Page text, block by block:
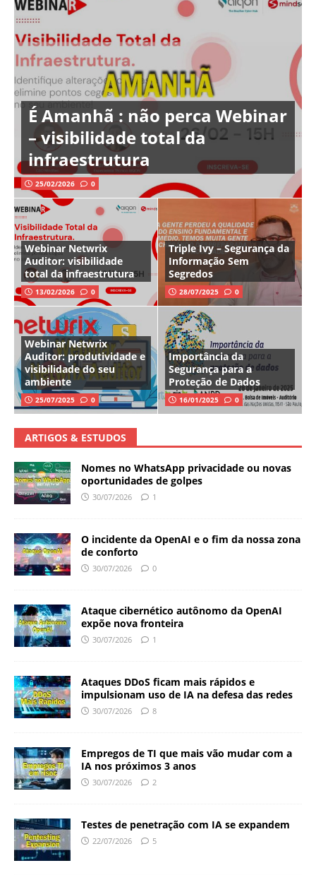
É Amanhã : não perca Webinar
– visibilidade total da
infraestrutura
25/02/2026 0
Webinar Netwrix
Auditor: visibilidade
total da infraestrutura
13/02/2026 0
Triple Ivy – Segurança da
Informação Sem
Segredos
28/07/2025 0
Webinar Netwrix
Auditor: produtividade e
visibilidade do seu
ambiente
25/07/2025 0
Importância da
Segurança para a
Proteção de Dados
16/01/2025 0
ARTIGOS & ESTUDOS
Nomes no WhatsApp privacidade ou novas
oportunidades de golpes
30/07/2026 1
O incidente da OpenAI e o fim da nossa zona
de conforto
30/07/2026 0
Ataque cibernético autônomo da OpenAI
expõe nova fronteira
30/07/2026 1
Ataques DDoS ficam mais rápidos e
impulsionam uso de IA na defesa das redes
30/07/2026 8
Empregos de TI que mais vão mudar com a
IA nos próximos 3 anos
30/07/2026 2
Testes de penetração com IA se expandem
22/07/2026 5